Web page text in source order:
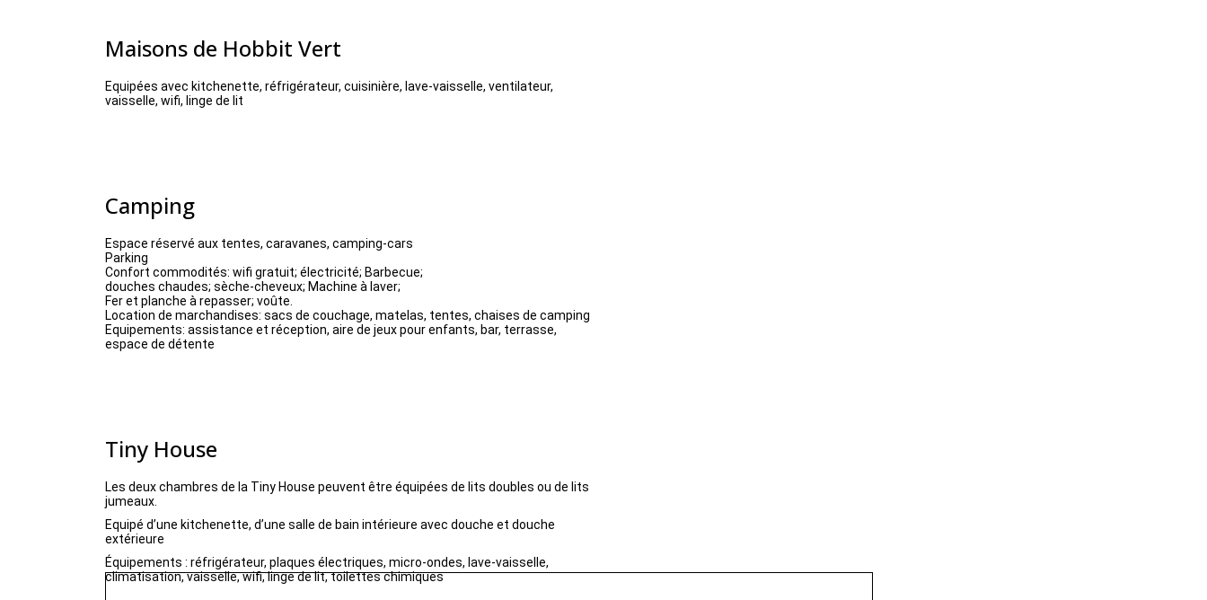
Maisons de Hobbit Vert
Equipées avec kitchenette, réfrigérateur, cuisinière, lave-vaisselle, ventilateur,
vaisselle, wifi, linge de lit
Camping
Espace réservé aux tentes, caravanes, camping-cars
Parking
Confort commodités: wifi gratuit; électricité; Barbecue;
douches chaudes; sèche-cheveux; Machine à laver;
Fer et planche à repasser; voûte.
Location de marchandises: sacs de couchage, matelas, tentes, chaises de camping
Equipements: assistance et réception, aire de jeux pour enfants, bar, terrasse,
espace de détente
Tiny House
Les deux chambres de la Tiny House peuvent être équipées de lits doubles ou de lits
jumeaux.
Equipé d’une kitchenette, d’une salle de bain intérieure avec douche et douche
extérieure
Équipements : réfrigérateur, plaques électriques, micro-ondes, lave-vaisselle,
climatisation, vaisselle, wifi, linge de lit, toilettes chimiques